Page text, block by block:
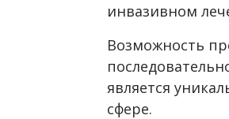
инвазивном
Возможность
является
сфере.